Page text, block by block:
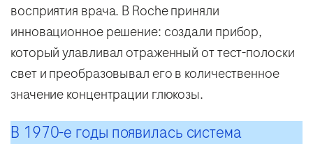
восприятия врача. В Roche приняли
инновационное решение: создали прибор,
который улавливал отраженный от тест-полоски
свет и преобразовывал его в количественное
значение концентрации глюкозы.
В 1970-е годы появилась система